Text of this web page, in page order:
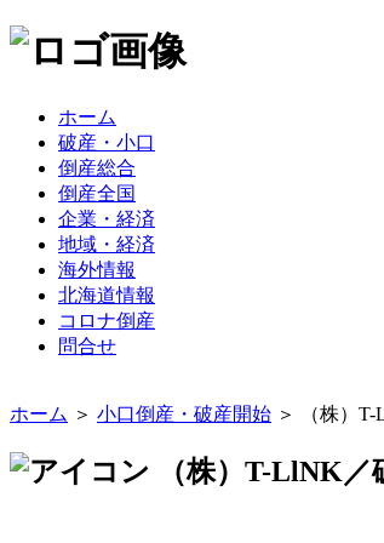
ホーム
破産・小口
倒産総合
倒産全国
企業・経済
地域・経済
海外情報
北海道情報
コロナ倒産
問合せ
ホーム ＞ 小口倒産・破産開始 ＞ （株）
（株）T-LlNK／